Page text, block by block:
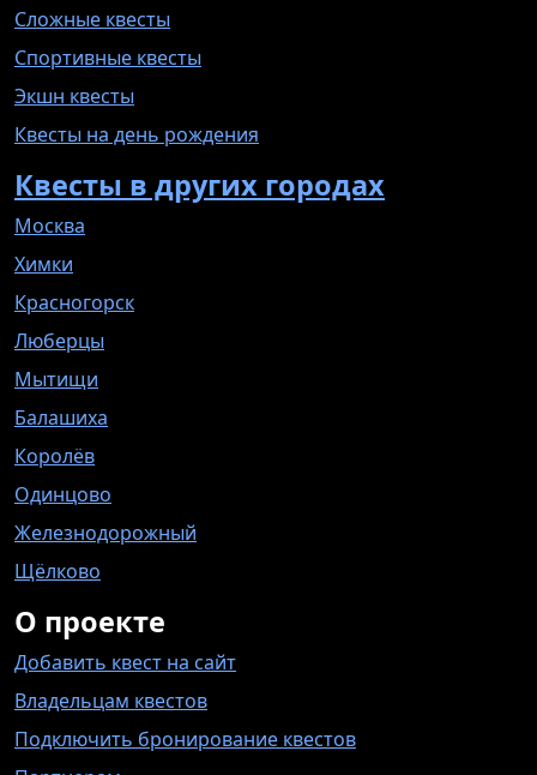
Сложные квесты
Спортивные квесты
Экшн квесты
Квесты на день рождения
Квесты в других городах
Москва
Химки
Красногорск
Люберцы
Мытищи
Балашиха
Королёв
Одинцово
Железнодорожный
Щёлково
О проекте
Добавить квест на сайт
Владельцам квестов
Подключить бронирование квестов